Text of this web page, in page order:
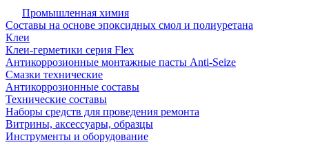
Промышленная химия
Составы на основе эпоксидных смол и полиуретана
Клеи
Клеи-герметики серия Flex
Антикоррозионные монтажные пасты Anti-Seize
Смазки технические
Антикоррозионные составы
Технические составы
Наборы средств для проведения ремонта
Витрины, аксессуары, образцы
Инструменты и оборудование